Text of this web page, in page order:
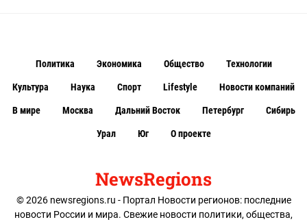
NewsRegions
© 2026 newsregions.ru - Портал Новости регионов: последние
новости России и мира. Свежие новости политики, общества,
Политика Экономика Общество Технологии
Культура Наука Спорт Lifestyle Новости компаний
В мире Москва Дальний Восток Петербург Сибирь
Урал Юг О проекте